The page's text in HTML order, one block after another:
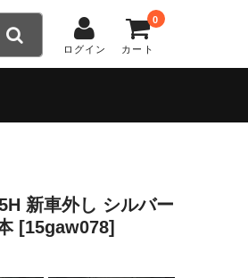
ログイン カート
0
新車外し シルバー
[15gaw078]